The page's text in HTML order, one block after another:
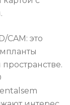
CAM: это